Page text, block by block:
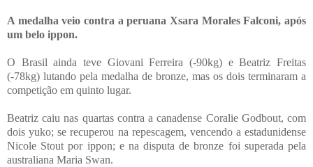
A medalha veio contra a peruana Xsara Morales Falconi, após
um belo ippon.
O Brasil ainda teve Giovani Ferreira (-90kg) e Beatriz Freitas
(-78kg) lutando pela medalha de bronze, mas os dois terminaram a
competição em quinto lugar.
Beatriz caiu nas quartas contra a canadense Coralie Godbout, com
dois yuko; se recuperou na repescagem, vencendo a estadunidense
Nicole Stout por ippon; e na disputa de bronze foi superada pela
australiana Maria Swan.